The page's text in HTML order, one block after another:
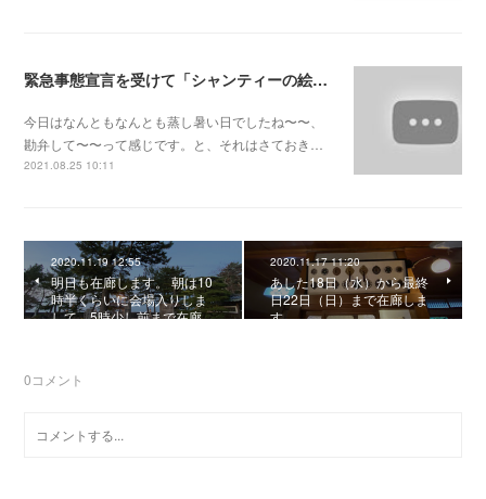
緊急事態宣言を受けて「シャンティーの絵とおはなし展」
今日はなんともなんとも蒸し暑い日でしたね〜〜、
勘弁して〜〜って感じです。と、それはさておき…
2021.08.25 10:11
2020.11.19 12:55
明日も在廊します。 朝は10
時半くらいに会場入りしま
して、5時少し前まで在廊…
2020.11.17 11:20
あした18日（水）から最終
日22日（日）まで在廊しま
す
0コメント